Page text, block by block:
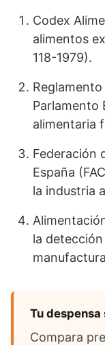
Codex
alimentos
118-1979).
Reglamento
Parlamento
alimentaria
Federación
España
la industria
la
Tu
Compara